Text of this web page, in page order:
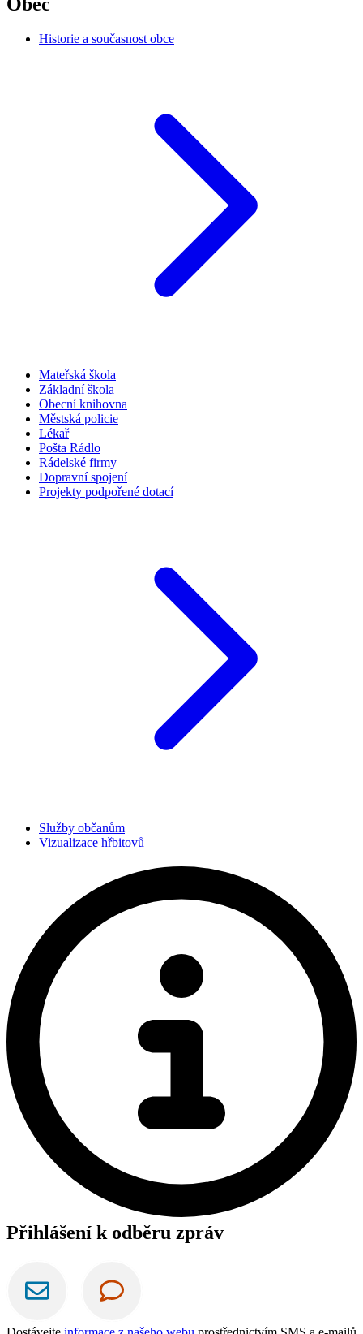
Historie a současnost obce
Mateřská škola
Základní škola
Obecní knihovna
Městská policie
Lékař
Pošta Rádlo
Rádelské firmy
Dopravní spojení
Projekty podpořené dotací
Služby občanům
Vizualizace hřbitovů
Přihlášení k odběru zpráv